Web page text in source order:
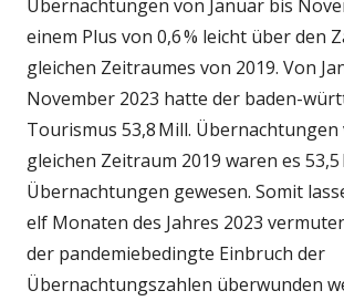
Übernachtungen von Januar bis
einem Plus von 0,6 % leicht über den
gleichen Zeitraumes von 2019. Von
November 2023 hatte der baden-
Tourismus 53,8 Mill.
gleichen Zeitraum 2019 waren es 53,5
Übernachtungen gewesen. Somit
elf Monaten des Jahres 2023
der pandemiebedingte Einbruch der
Übernachtungszahlen überwunden